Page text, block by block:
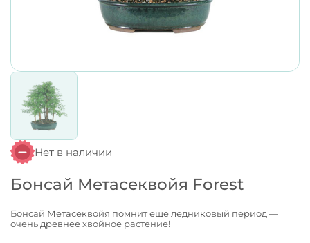
Нет в наличии
Бонсай Метасеквойя Forest
Бонсай Метасеквойя помнит еще ледниковый период —
очень древнее хвойное растение!